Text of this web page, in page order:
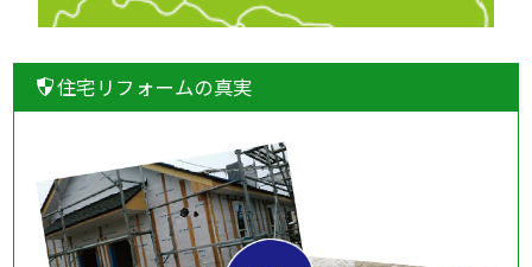
住宅リフォームの真実